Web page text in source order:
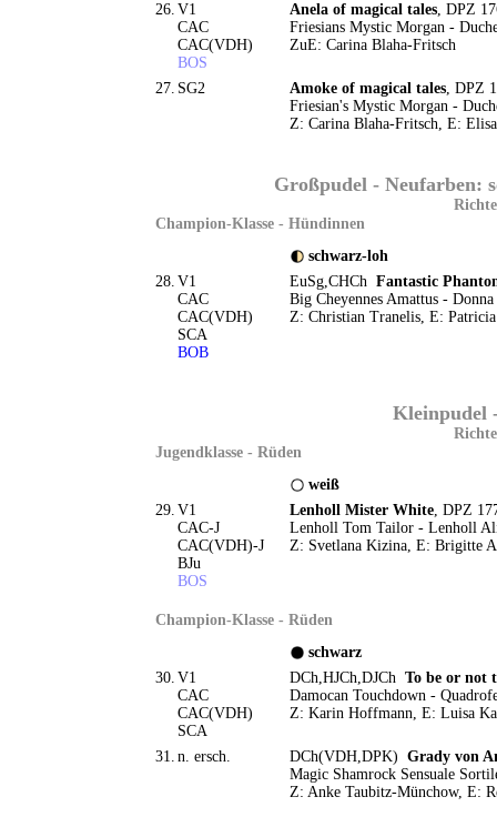
26. V1
CAC
CAC(VDH)
BOS
Anela of magical tales, DPZ
Friesians Mystic Morgan -
ZuE: Carina Blaha-Fritsch
27. SG2 Amoke of magical tales, DPZ
Friesian's Mystic Morgan -
Z: Carina Blaha-Fritsch, E:
Großpudel - Neufarben:
Champion-Klasse - Hündinnen
schwarz-loh
28. V1
CAC
CAC(VDH)
SCA
BOB
EuSg,CHCh Fantastic
Big Cheyennes Amattus -
Z: Christian Tranelis, E:
Kleinpudel
Jugendklasse - Rüden
weiß
29. V1
CAC-J
CAC(VDH)-J
BJu
BOS
Lenholl Mister White, DPZ
Lenholl Tom Tailor - Lenholl
Z: Svetlana Kizina, E: Brigitte
Champion-Klasse - Rüden
schwarz
30. V1
CAC
CAC(VDH)
SCA
DCh,HJCh,DJCh To be or not
Damocan Touchdown -
Z: Karin Hoffmann, E: Luisa
31. n. ersch. DCh(VDH,DPK) Grady von
Magic Shamrock Sensuale
Z: Anke Taubitz-Münchow, E: